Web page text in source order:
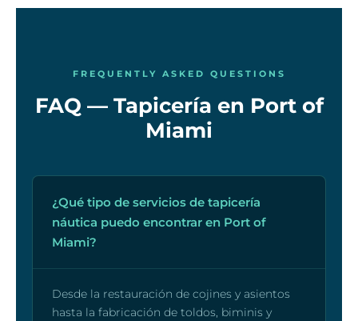
FREQUENTLY ASKED QUESTIONS
FAQ — Tapicería en Port of
Miami
¿Qué tipo de servicios de tapicería
náutica puedo encontrar en Port of
Miami?
Desde la restauración de cojines y asientos
hasta la fabricación de toldos, biminis y